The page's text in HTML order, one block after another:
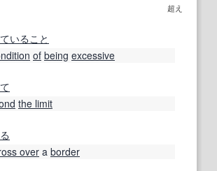
超え
いること
of being excessive
the limit
over a border